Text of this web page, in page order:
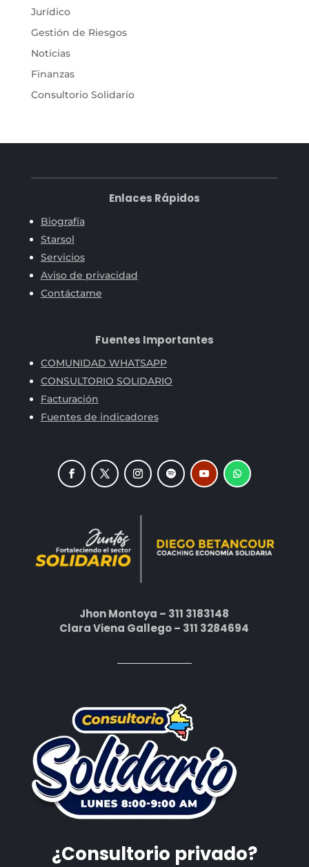
Jurídico
Gestión de Riesgos
Noticias
Finanzas
Consultorio Solidario
Enlaces Rápidos
Biografía
Starsol
Servicios
Aviso de privacidad
Contáctame
Fuentes Importantes
COMUNIDAD WHATSAPP
CONSULTORIO SOLIDARIO
Facturación
Fuentes de indicadores
Jhon Montoya – 311 3183148
Clara Viena Gallego – 311 3284694
¿Consultorio privado?